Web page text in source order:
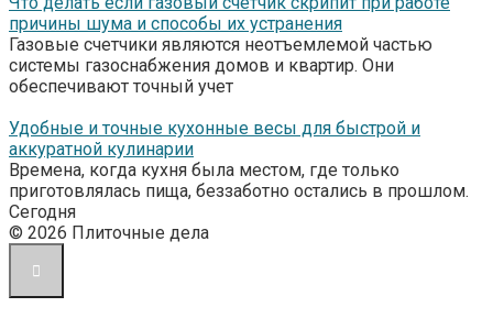
причины шума и способы их устранения
Газовые счетчики являются неотъемлемой частью
системы газоснабжения домов и квартир. Они
обеспечивают точный учет
Удобные и точные кухонные весы для быстрой и
аккуратной кулинарии
Времена, когда кухня была местом, где только
приготовлялась пища, беззаботно остались в прошлом.
Сегодня
© 2026 Плиточные дела